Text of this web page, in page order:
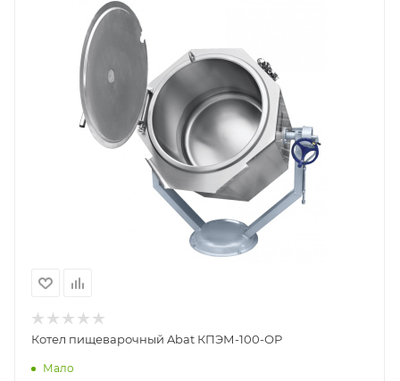
Котел пищеварочный Abat КПЭМ-100-ОР
Мало